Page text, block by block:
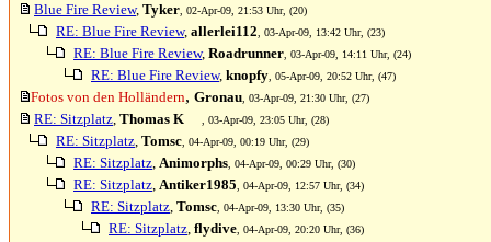
Blue Fire Review, Tyker , 02-Apr-09, 21:53 Uhr, (20)
RE: Blue Fire Review, allerlei112 , 03-Apr-09, 13:42 Uhr, (23)
RE: Blue Fire Review, Roadrunner , 03-Apr-09, 14:11 Uhr, (24)
RE: Blue Fire Review, knopfy , 05-Apr-09, 20:52 Uhr, (47)
Fotos von den Holländern, Gronau , 03-Apr-09, 21:30 Uhr, (27)
RE: Sitzplatz, Thomas K , 03-Apr-09, 23:05 Uhr, (28)
RE: Sitzplatz, Tomsc , 04-Apr-09, 00:19 Uhr, (29)
RE: Sitzplatz, Animorphs , 04-Apr-09, 00:29 Uhr, (30)
RE: Sitzplatz, Antiker1985 , 04-Apr-09, 12:57 Uhr, (34)
RE: Sitzplatz, Tomsc , 04-Apr-09, 13:30 Uhr, (35)
RE: Sitzplatz, flydive , 04-Apr-09, 20:20 Uhr, (36)